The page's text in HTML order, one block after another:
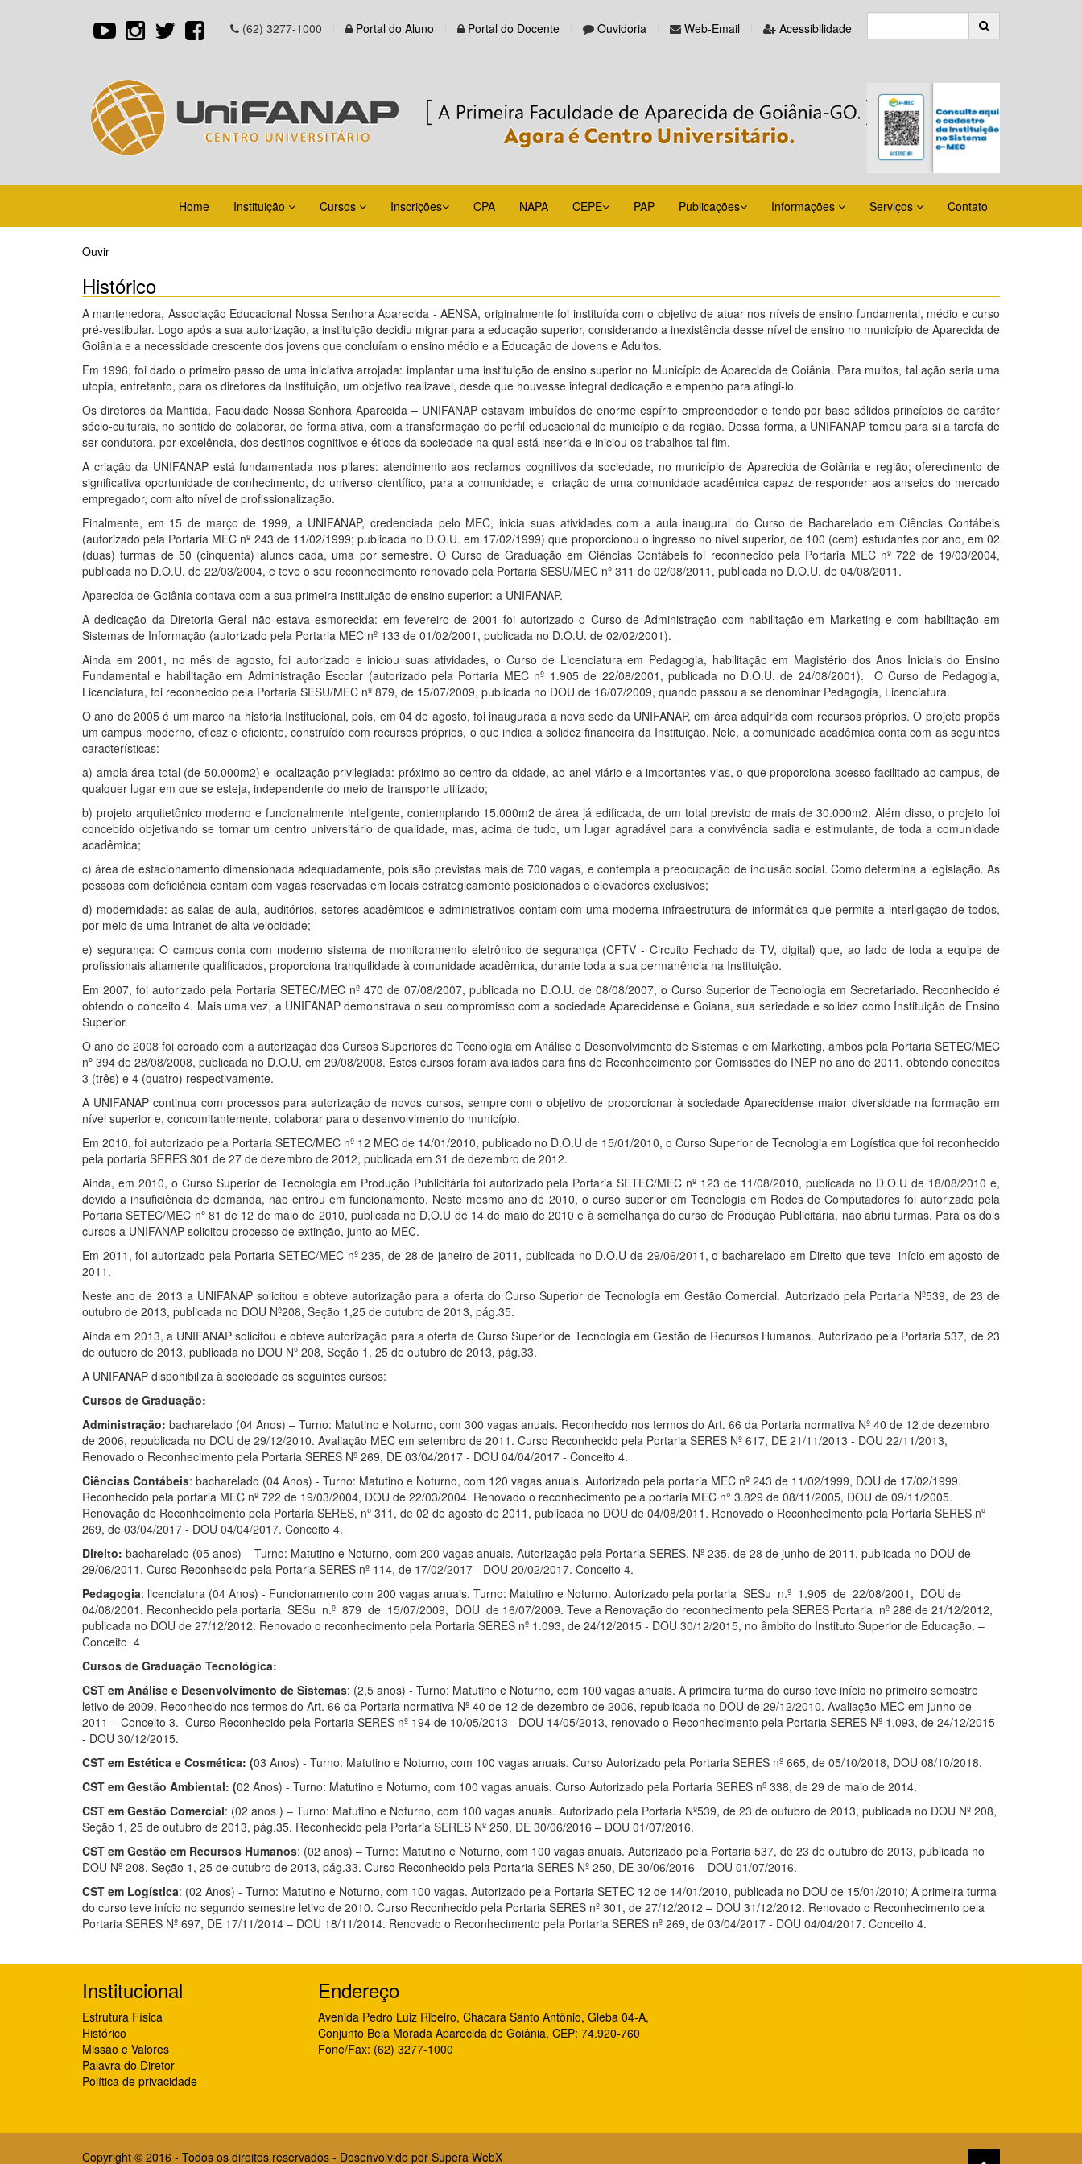
(62) 3277-1000 Portal do Aluno Portal do Docente Ouvidoria Web-Email Acessibilidade
Home Instituição Cursos Inscrições CPA NAPA CEPE PAP Publicações Informações Serviços Contato
Ouvir
Histórico
A mantenedora, Associação Educacional Nossa Senhora Aparecida - AENSA, originalmente foi instituída com o objetivo de atuar nos níveis de ensino fundamental, médio e curso
pré-vestibular. Logo após a sua autorização, a instituição decidiu migrar para a educação superior, considerando a inexistência desse nível de ensino no município de Aparecida de
Goiânia e a necessidade crescente dos jovens que concluíam o ensino médio e a Educação de Jovens e Adultos.
Em 1996, foi dado o primeiro passo de uma iniciativa arrojada: implantar uma instituição de ensino superior no Município de Aparecida de Goiânia. Para muitos, tal ação seria uma
utopia, entretanto, para os diretores da Instituição, um objetivo realizável, desde que houvesse integral dedicação e empenho para atingi-lo.
Os diretores da Mantida, Faculdade Nossa Senhora Aparecida – UNIFANAPestavam imbuídos de enorme espírito empreendedor e tendo por base sólidos princípios de caráter
sócio-culturais, no sentido de colaborar, de forma ativa, com a transformação do perfil educacional do município e da região. Dessa forma, a UNIFANAP tomou para si a tarefa de
ser condutora, por excelência, dos destinos cognitivos e éticos da sociedade na qual está inserida e iniciou os trabalhos tal fim.
A criação da UNIFANAP está fundamentada nos pilares: atendimento aos reclamos cognitivos da sociedade, no município de Aparecida de Goiânia e região; oferecimento de
significativa oportunidade de conhecimento, do universo científico, para a comunidade; e criação de uma comunidade acadêmica capaz de responder aos anseios do mercado
empregador, com alto nível de profissionalização.
Finalmente, em 15 de março de 1999, a UNIFANAP, credenciada pelo MEC, inicia suas atividades com a aula inaugural do Curso de Bacharelado em Ciências Contábeis
(autorizado pela Portaria MEC nº 243 de 11/02/1999; publicada no D.O.U. em 17/02/1999) que proporcionou o ingresso no nível superior, de 100 (cem) estudantes por ano, em 02
(duas) turmas de 50 (cinquenta) alunos cada, uma por semestre. O Curso de Graduação em Ciências Contábeis foi reconhecido pela Portaria MEC nº 722 de 19/03/2004,
publicada no D.O.U. de 22/03/2004, e teve o seu reconhecimento renovado pela Portaria SESU/MEC nº 311 de 02/08/2011, publicada no D.O.U. de 04/08/2011.
Aparecida de Goiânia contava com a sua primeira instituição de ensino superior: a UNIFANAP.
A dedicação da Diretoria Geral não estava esmorecida: em fevereiro de 2001 foi autorizado o Curso de Administração com habilitação em Marketing e com habilitação em
Sistemas de Informação (autorizado pela Portaria MEC nº 133 de 01/02/2001, publicada no D.O.U. de 02/02/2001).
Ainda em 2001, no mês de agosto, foi autorizado e iniciou suas atividades, o Curso de Licenciatura em Pedagogia, habilitação em Magistério dos Anos Iniciais do Ensino
Fundamental e habilitação em Administração Escolar (autorizado pela Portaria MEC nº 1.905 de 22/08/2001, publicada no D.O.U. de 24/08/2001). O Curso de Pedagogia,
Licenciatura, foi reconhecido pela Portaria SESU/MEC nº 879, de 15/07/2009, publicada no DOU de 16/07/2009, quando passou a se denominar Pedagogia, Licenciatura.
O ano de 2005 é um marco na história Institucional, pois, em 04 de agosto, foi inaugurada a nova sede da UNIFANAP, em área adquirida com recursos próprios. O projeto propôs
um campus moderno, eficaz e eficiente, construído com recursos próprios, o que indica a solidez financeira da Instituição. Nele, a comunidade acadêmica conta com as seguintes
características:
a) ampla área total (de 50.000m2) e localização privilegiada: próximo ao centro da cidade, ao anel viário e a importantes vias, o que proporciona acesso facilitado ao campus, de
qualquer lugar em que se esteja, independente do meio de transporte utilizado;
b) projeto arquitetônico moderno e funcionalmente inteligente, contemplando 15.000m2 de área já edificada, de um total previsto de mais de 30.000m2. Além disso, o projeto foi
concebido objetivando se tornar um centro universitário de qualidade, mas, acima de tudo, um lugar agradável para a convivência sadia e estimulante, de toda a comunidade
acadêmica;
c) área de estacionamento dimensionada adequadamente, pois são previstas mais de 700 vagas, e contempla a preocupação de inclusão social. Como determina a legislação. As
pessoas com deficiência contam com vagas reservadas em locais estrategicamente posicionados e elevadores exclusivos;
d) modernidade: as salas de aula, auditórios, setores acadêmicos e administrativos contam com uma moderna infraestrutura de informática que permite a interligação de todos,
por meio de uma Intranet de alta velocidade;
e) segurança: O campus conta com moderno sistema de monitoramento eletrônico de segurança (CFTV - Circuito Fechado de TV, digital) que, ao lado de toda a equipe de
profissionais altamente qualificados, proporciona tranquilidade à comunidade acadêmica, durante toda a sua permanência na Instituição.
Em 2007, foi autorizado pela Portaria SETEC/MEC nº 470 de 07/08/2007, publicada no D.O.U. de 08/08/2007, o Curso Superior de Tecnologia em Secretariado. Reconhecido é
obtendo o conceito 4. Mais uma vez, a UNIFANAPdemonstrava o seu compromisso com a sociedade Aparecidense e Goiana, sua seriedade e solidez como Instituição de Ensino
Superior.
O ano de 2008 foi coroado com a autorização dos Cursos Superiores de Tecnologia em Análise e Desenvolvimento de Sistemas e em Marketing, ambos pela Portaria SETEC/MEC
nº 394 de 28/08/2008, publicada no D.O.U. em 29/08/2008. Estes cursos foram avaliados para fins de Reconhecimento por Comissões do INEP no ano de 2011, obtendo conceitos
3 (três) e 4 (quatro) respectivamente.
A UNIFANAPcontinua com processos para autorização de novos cursos, sempre com o objetivo de proporcionar à sociedade Aparecidense maior diversidade na formação em
nível superior e, concomitantemente, colaborar para o desenvolvimento do município.
Em 2010, foi autorizado pela Portaria SETEC/MEC nº 12 MEC de 14/01/2010, publicado no D.O.U de 15/01/2010, o Curso Superior de Tecnologia em Logística que foi reconhecido
pela portaria SERES 301 de 27 de dezembro de 2012, publicada em 31 de dezembro de 2012.
Ainda, em 2010, o Curso Superior de Tecnologia em Produção Publicitária foi autorizado pela Portaria SETEC/MEC nº 123 de 11/08/2010, publicada no D.O.U de 18/08/2010 e,
devido a insuficiência de demanda, não entrou em funcionamento. Neste mesmo ano de 2010, o curso superior em Tecnologia em Redes de Computadores foi autorizado pela
Portaria SETEC/MEC nº 81 de 12 de maio de 2010, publicada no D.O.U de 14 de maio de 2010 e à semelhança do curso de Produção Publicitária, não abriu turmas. Para os dois
cursos a UNIFANAP solicitou processo de extinção, junto ao MEC.
Em 2011, foi autorizado pela Portaria SETEC/MEC nº 235, de 28 de janeiro de 2011, publicada no D.O.U de 29/06/2011, o bacharelado em Direito que teve início em agosto de
2011.
Neste ano de 2013 a UNIFANAPsolicitou e obteve autorização para a oferta do Curso Superior de Tecnologia em Gestão Comercial. Autorizado pela Portaria Nº539, de 23 de
outubro de 2013, publicada no DOU Nº208, Seção 1,25 de outubro de 2013, pág.35.
Ainda em 2013, a UNIFANAPsolicitou e obteve autorização para a oferta de Curso Superior de Tecnologia em Gestão de Recursos Humanos. Autorizado pela Portaria 537, de 23
de outubro de 2013, publicada no DOU Nº 208, Seção 1, 25 de outubro de 2013, pág.33.
A UNIFANAP disponibiliza à sociedade os seguintes cursos:
Cursos de Graduação:
Administração: bacharelado (04 Anos) – Turno: Matutino e Noturno, com 300 vagas anuais. Reconhecido nos termos do Art. 66 da Portaria normativa Nº 40 de 12 de dezembro
de 2006, republicada no DOU de 29/12/2010. Avaliação MEC em setembro de 2011. Curso Reconhecido pela Portaria SERES Nº 617, DE 21/11/2013 - DOU 22/11/2013,
Renovado o Reconhecimento pela Portaria SERES Nº 269, DE 03/04/2017 - DOU 04/04/2017 - Conceito 4.
Ciências Contábeis: bacharelado (04 Anos) - Turno: Matutino e Noturno, com 120 vagas anuais. Autorizado pela portaria MEC nº 243 de 11/02/1999, DOU de 17/02/1999.
Reconhecido pela portaria MEC nº 722 de 19/03/2004, DOU de 22/03/2004. Renovado o reconhecimento pela portaria MEC n° 3.829 de 08/11/2005, DOU de 09/11/2005.
Renovação de Reconhecimento pela Portaria SERES, nº 311, de 02 de agosto de 2011, publicada no DOU de 04/08/2011. Renovado o Reconhecimento pela Portaria SERES nº
269, de 03/04/2017 - DOU 04/04/2017. Conceito 4.
Direito: bacharelado (05 anos) – Turno: Matutino e Noturno, com 200 vagas anuais. Autorização pela Portaria SERES, Nº 235, de 28 de junho de 2011, publicada no DOU de
29/06/2011. Curso Reconhecido pela Portaria SERES nº 114, de 17/02/2017 - DOU 20/02/2017. Conceito 4.
Pedagogia: licenciatura (04 Anos) - Funcionamento com 200 vagas anuais. Turno: Matutino e Noturno. Autorizado pela portaria SESu n.º 1.905 de 22/08/2001, DOU de
04/08/2001. Reconhecido pela portaria SESu n.º 879 de 15/07/2009, DOU de 16/07/2009. Teve a Renovação do reconhecimento pela SERES Portaria nº 286 de 21/12/2012,
publicada no DOU de 27/12/2012. Renovado o reconhecimento pela Portaria SERES nº 1.093, de 24/12/2015 - DOU 30/12/2015, no âmbito do Instituto Superior de Educação. –
Conceito 4
Cursos de Graduação Tecnológica:
CST em Análise e Desenvolvimento de Sistemas: (2,5 anos) - Turno: Matutino e Noturno, com 100 vagas anuais. A primeira turma do curso teve início no primeiro semestre
letivo de 2009. Reconhecido nos termos do Art. 66 da Portaria normativa Nº 40 de 12 de dezembro de 2006, republicada no DOU de 29/12/2010. Avaliação MEC em junho de
2011 – Conceito 3. Curso Reconhecido pela Portaria SERES nº 194 de 10/05/2013 - DOU 14/05/2013, renovado o Reconhecimento pela Portaria SERES Nº 1.093, de 24/12/2015
- DOU 30/12/2015.
CST em Estética e Cosmética: (03 Anos) - Turno: Matutino e Noturno, com 100 vagas anuais. Curso Autorizado pela Portaria SERES nº 665, de 05/10/2018, DOU 08/10/2018.
CST em Gestão Ambiental: (02 Anos) - Turno: Matutino e Noturno, com 100 vagas anuais. Curso Autorizado pela Portaria SERES nº 338, de 29 de maio de 2014.
CST em Gestão Comercial: (02 anos ) – Turno: Matutino e Noturno, com 100 vagas anuais. Autorizado pela Portaria Nº539, de 23 de outubro de 2013, publicada no DOU Nº 208,
Seção 1, 25 de outubro de 2013, pág.35. Reconhecido pela Portaria SERES Nº 250, DE 30/06/2016 – DOU 01/07/2016.
CST em Gestão em Recursos Humanos: (02 anos) – Turno: Matutino e Noturno, com 100 vagas anuais. Autorizado pela Portaria 537, de 23 de outubro de 2013, publicada no
DOU Nº 208, Seção 1, 25 de outubro de 2013, pág.33. Curso Reconhecido pela Portaria SERES Nº 250, DE 30/06/2016 – DOU 01/07/2016.
CST em Logística: (02 Anos) - Turno: Matutino e Noturno, com 100 vagas. Autorizado pela Portaria SETEC 12 de 14/01/2010, publicada no DOU de 15/01/2010; A primeira turma
do curso teve início no segundo semestre letivo de 2010. Curso Reconhecido pela Portaria SERES nº 301, de 27/12/2012 – DOU 31/12/2012. Renovado o Reconhecimento pela
Portaria SERES Nº 697, DE 17/11/2014 – DOU 18/11/2014. Renovado o Reconhecimento pela Portaria SERES nº 269, de 03/04/2017 - DOU 04/04/2017. Conceito 4.
Institucional
Estrutura Física
Histórico
Missão e Valores
Palavra do Diretor
Política de privacidade
Endereço
Avenida Pedro Luiz Ribeiro, Chácara Santo Antônio, Gleba 04-A,
Conjunto Bela Morada Aparecida de Goiânia, CEP: 74.920-760
Fone/Fax: (62) 3277-1000
Copyright © 2016 - Todos os direitos reservados - Desenvolvido por Supera WebX